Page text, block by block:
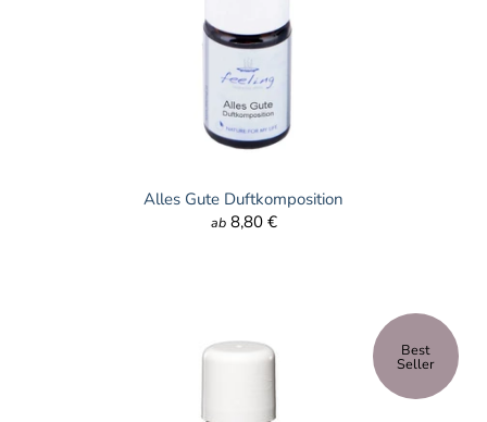
Alles Gute Duftkomposition
ab 8,80 €
Best
Seller